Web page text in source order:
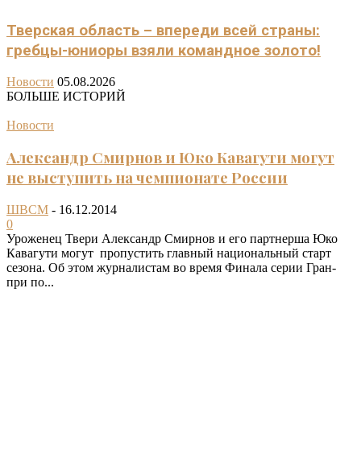
Тверская область – впереди всей страны:
гребцы-юниоры взяли командное золото!
Новости 05.08.2026
БОЛЬШЕ ИСТОРИЙ
Новости
Александр Смирнов и Юко Кавагути могут
не выступить на чемпионате России
ШВСМ - 16.12.2014
0
Уроженец Твери Александр Смирнов и его партнерша Юко
Кавагути могут пропустить главный национальный старт
сезона. Об этом журналистам во время Финала серии Гран-
при по...